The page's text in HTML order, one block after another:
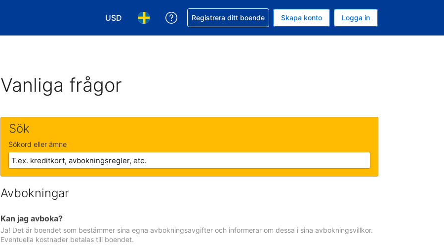
USD
Välj valuta. Din nuvarande valuta är Amerikanska dollar
Välj språk. Ditt nuvarande språk är Svenska
Få hjälp med din bokning
Registrera ditt boende Skapa konto Logga in
Vanliga frågor
Sök
Sökord eller ämne
Avbokningar
Kan jag avboka?
Ja! Det är boendet som bestämmer sina egna avbokningsavgifter och informerar om dessa i sina avbokningsvillkor.
Eventuella kostnader betalas till boendet.